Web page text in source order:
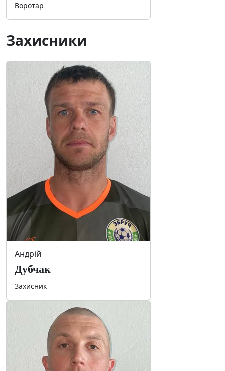
Воротар
Захисники
Андрій
Дубчак
Захисник